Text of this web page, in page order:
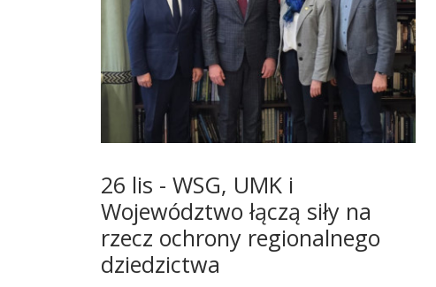
26 lis - WSG, UMK i
Województwo łączą siły na
rzecz ochrony regionalnego
dziedzictwa